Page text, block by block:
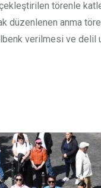
törenle
düzenlenen anma
verilmesi ve